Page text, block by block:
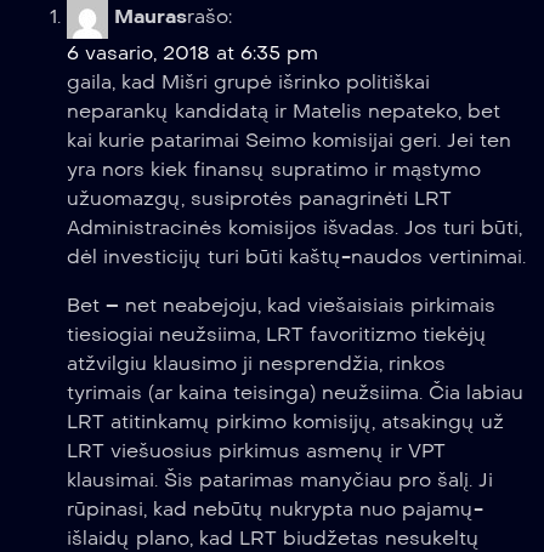
Maurasrašo:
6 vasario, 2018 at 6:35 pm
gaila, kad Mišri grupė išrinko politiškai
neparankų kandidatą ir Matelis nepateko, bet
kai kurie patarimai Seimo komisijai geri. Jei ten
yra nors kiek finansų supratimo ir mąstymo
užuomazgų, susiprotės panagrinėti LRT
Administracinės komisijos išvadas. Jos turi būti,
dėl investicijų turi būti kaštų-naudos vertinimai.
Bet – net neabejoju, kad viešaisiais pirkimais
tiesiogiai neužsiima, LRT favoritizmo tiekėjų
atžvilgiu klausimo ji nesprendžia, rinkos
tyrimais (ar kaina teisinga) neužsiima. Čia labiau
LRT atitinkamų pirkimo komisijų, atsakingų už
LRT viešuosius pirkimus asmenų ir VPT
klausimai. Šis patarimas manyčiau pro šalį. Ji
rūpinasi, kad nebūtų nukrypta nuo pajamų-
išlaidų plano, kad LRT biudžetas nesukeltų